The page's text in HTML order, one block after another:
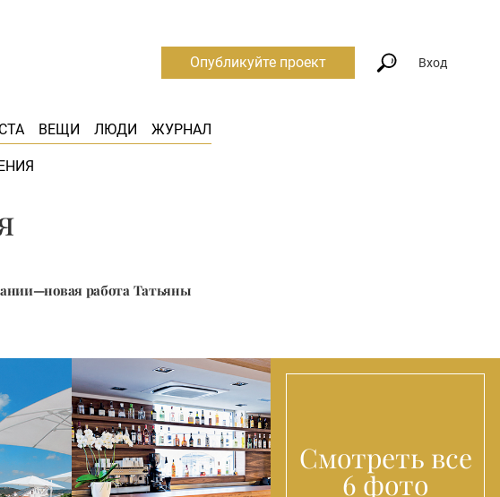
ВЕЩИ ЛЮДИ ЖУРНАЛ
Опубликуйте проект Вход
работа Татьяны
Смотреть все
6 фото